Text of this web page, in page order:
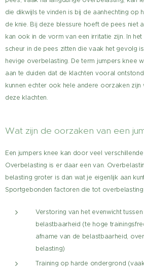
die dikwijls te vinden is bij de aanhechting op
de knie. Bij deze blessure hoeft de pees niet
kan ook in de vorm van een irritatie zijn. In
scheur in de pees zitten die vaak het gevolg
hevige overbelasting. De term jumpers knee
aan te duiden dat de klachten vooral
kunnen echter ook hele andere oorzaken
deze klachten.
Wat zijn de oorzaken van een
Een jumpers knee kan door veel
Overbelasting is er daar een van.
belasting groter is dan wat je eigenlijk aan
Sportgebonden factoren die tot overbelasting
Verstoring van het evenwicht
belastbaarheid (te hoge
afname van de belastbaarheid,
belasting)
Training op harde ondergrond